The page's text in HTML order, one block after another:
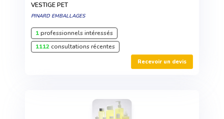
VESTIGE PET
PINARD EMBALLAGES
1professionnels intéressés
1112consultations récentes
Recevoir un devis